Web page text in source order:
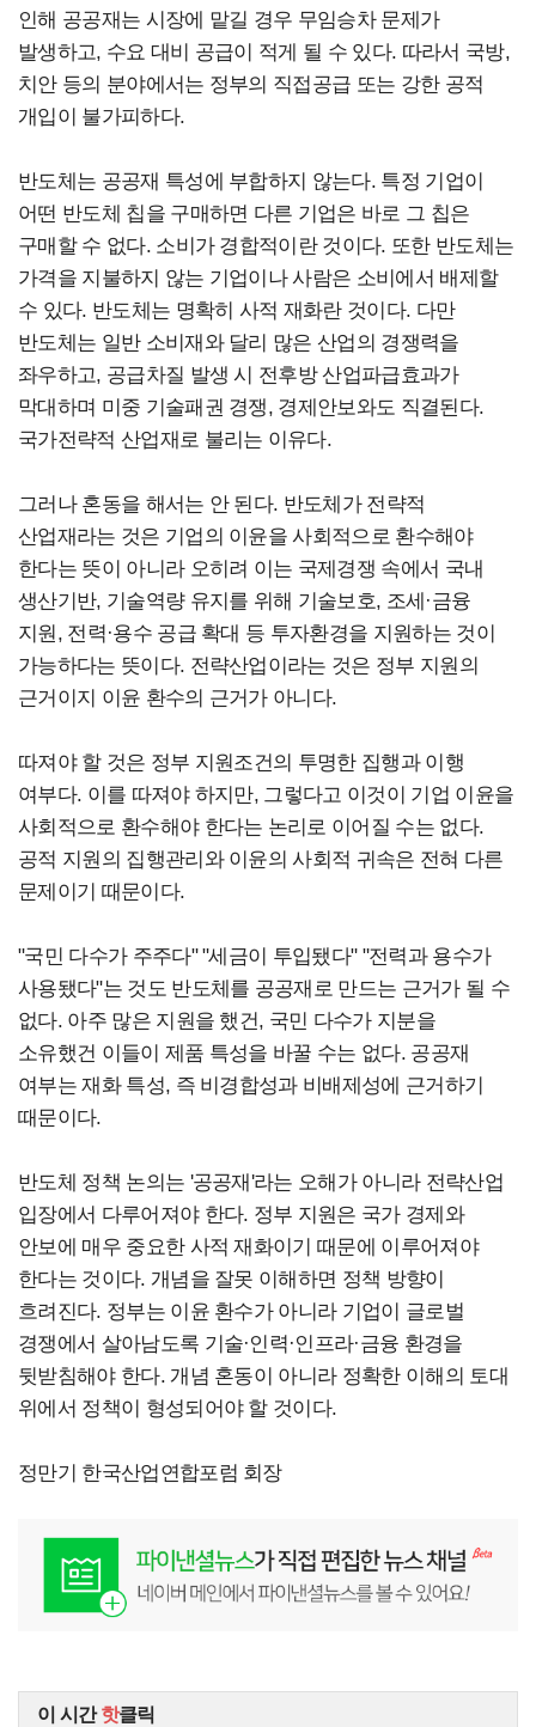
인해 공공재는 시장에 맡길 경우 무임승차 문제가
발생하고, 수요 대비 공급이 적게 될 수 있다. 따라서 국방,
치안 등의 분야에서는 정부의 직접공급 또는 강한 공적
개입이 불가피하다.
반도체는 공공재 특성에 부합하지 않는다. 특정 기업이
어떤 반도체 칩을 구매하면 다른 기업은 바로 그 칩은
구매할 수 없다. 소비가 경합적이란 것이다. 또한 반도체는
가격을 지불하지 않는 기업이나 사람은 소비에서 배제할
수 있다. 반도체는 명확히 사적 재화란 것이다. 다만
반도체는 일반 소비재와 달리 많은 산업의 경쟁력을
좌우하고, 공급차질 발생 시 전후방 산업파급효과가
막대하며 미중 기술패권 경쟁, 경제안보와도 직결된다.
국가전략적 산업재로 불리는 이유다.
그러나 혼동을 해서는 안 된다. 반도체가 전략적
산업재라는 것은 기업의 이윤을 사회적으로 환수해야
한다는 뜻이 아니라 오히려 이는 국제경쟁 속에서 국내
생산기반, 기술역량 유지를 위해 기술보호, 조세·금융
지원, 전력·용수 공급 확대 등 투자환경을 지원하는 것이
가능하다는 뜻이다. 전략산업이라는 것은 정부 지원의
근거이지 이윤 환수의 근거가 아니다.
따져야 할 것은 정부 지원조건의 투명한 집행과 이행
여부다. 이를 따져야 하지만, 그렇다고 이것이 기업 이윤을
사회적으로 환수해야 한다는 논리로 이어질 수는 없다.
공적 지원의 집행관리와 이윤의 사회적 귀속은 전혀 다른
문제이기 때문이다.
"국민 다수가 주주다" "세금이 투입됐다" "전력과 용수가
사용됐다"는 것도 반도체를 공공재로 만드는 근거가 될 수
없다. 아주 많은 지원을 했건, 국민 다수가 지분을
소유했건 이들이 제품 특성을 바꿀 수는 없다. 공공재
여부는 재화 특성, 즉 비경합성과 비배제성에 근거하기
때문이다.
반도체 정책 논의는 '공공재'라는 오해가 아니라 전략산업
입장에서 다루어져야 한다. 정부 지원은 국가 경제와
안보에 매우 중요한 사적 재화이기 때문에 이루어져야
한다는 것이다. 개념을 잘못 이해하면 정책 방향이
흐려진다. 정부는 이윤 환수가 아니라 기업이 글로벌
경쟁에서 살아남도록 기술·인력·인프라·금융 환경을
뒷받침해야 한다. 개념 혼동이 아니라 정확한 이해의 토대
위에서 정책이 형성되어야 할 것이다.
정만기 한국산업연합포럼 회장
이 시간핫클릭